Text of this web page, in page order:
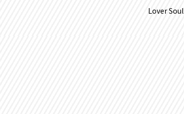
Lover Soul